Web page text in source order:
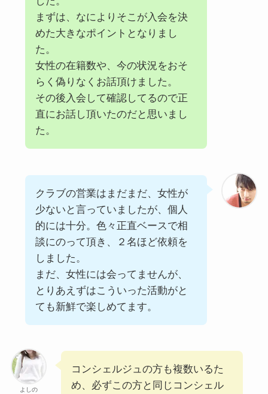
まずは、なによりそこが入会を決
めた大きなポイントとなりまし
た。
女性の在籍数や、今の状況をおそ
らく偽りなくお話頂けました。
その後入会して確認してるので正
直にお話し頂いたのだと思いまし
た。
クラブの営業はまだまだ、女性が
少ないと言っていましたが、個人
的には十分。色々正直ベースで相
談にのって頂き、２名ほど依頼を
しました。
まだ、女性には会ってませんが、
とりあえずはこういった活動がと
ても新鮮で楽しめてます。
よしの
コンシェルジュの方も複数いるた
め、必ずこの方と同じコンシェル